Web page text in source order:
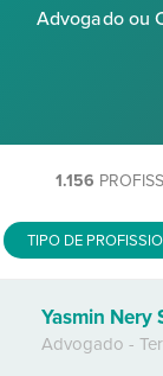
Advogado ou
1.156
TIPO DE
Yasmin Nery
Advogado -